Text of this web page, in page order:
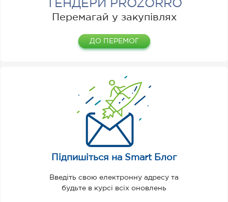
Підпишіться на Smart Блог
Введіть свою електронну адресу та
будьте в курсі всіх оновлень
ТЕНДЕРИ PROZORRO
Перемагай у закупівлях
ДО ПЕРЕМОГ